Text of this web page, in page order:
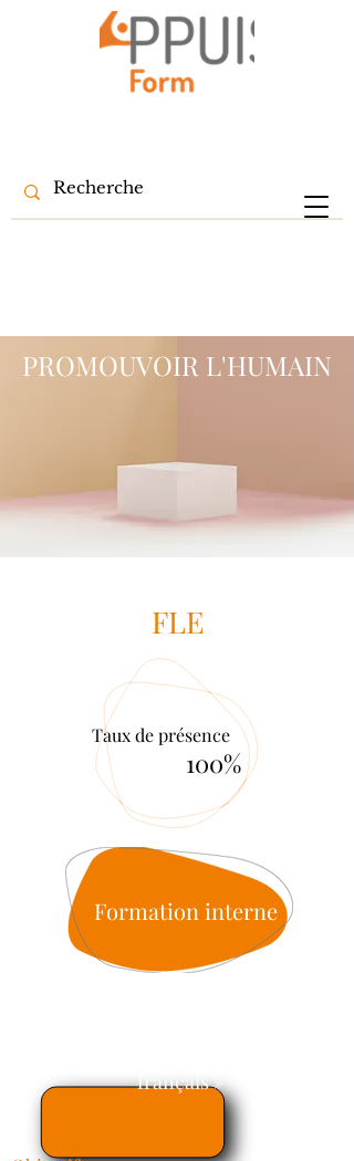
PROMOUVOIR L'HUMAIN
FLE
Taux de présence
100%
Formation interne
français »